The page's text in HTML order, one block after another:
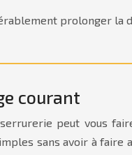
prolonger la
courant
peut vous
sans avoir à